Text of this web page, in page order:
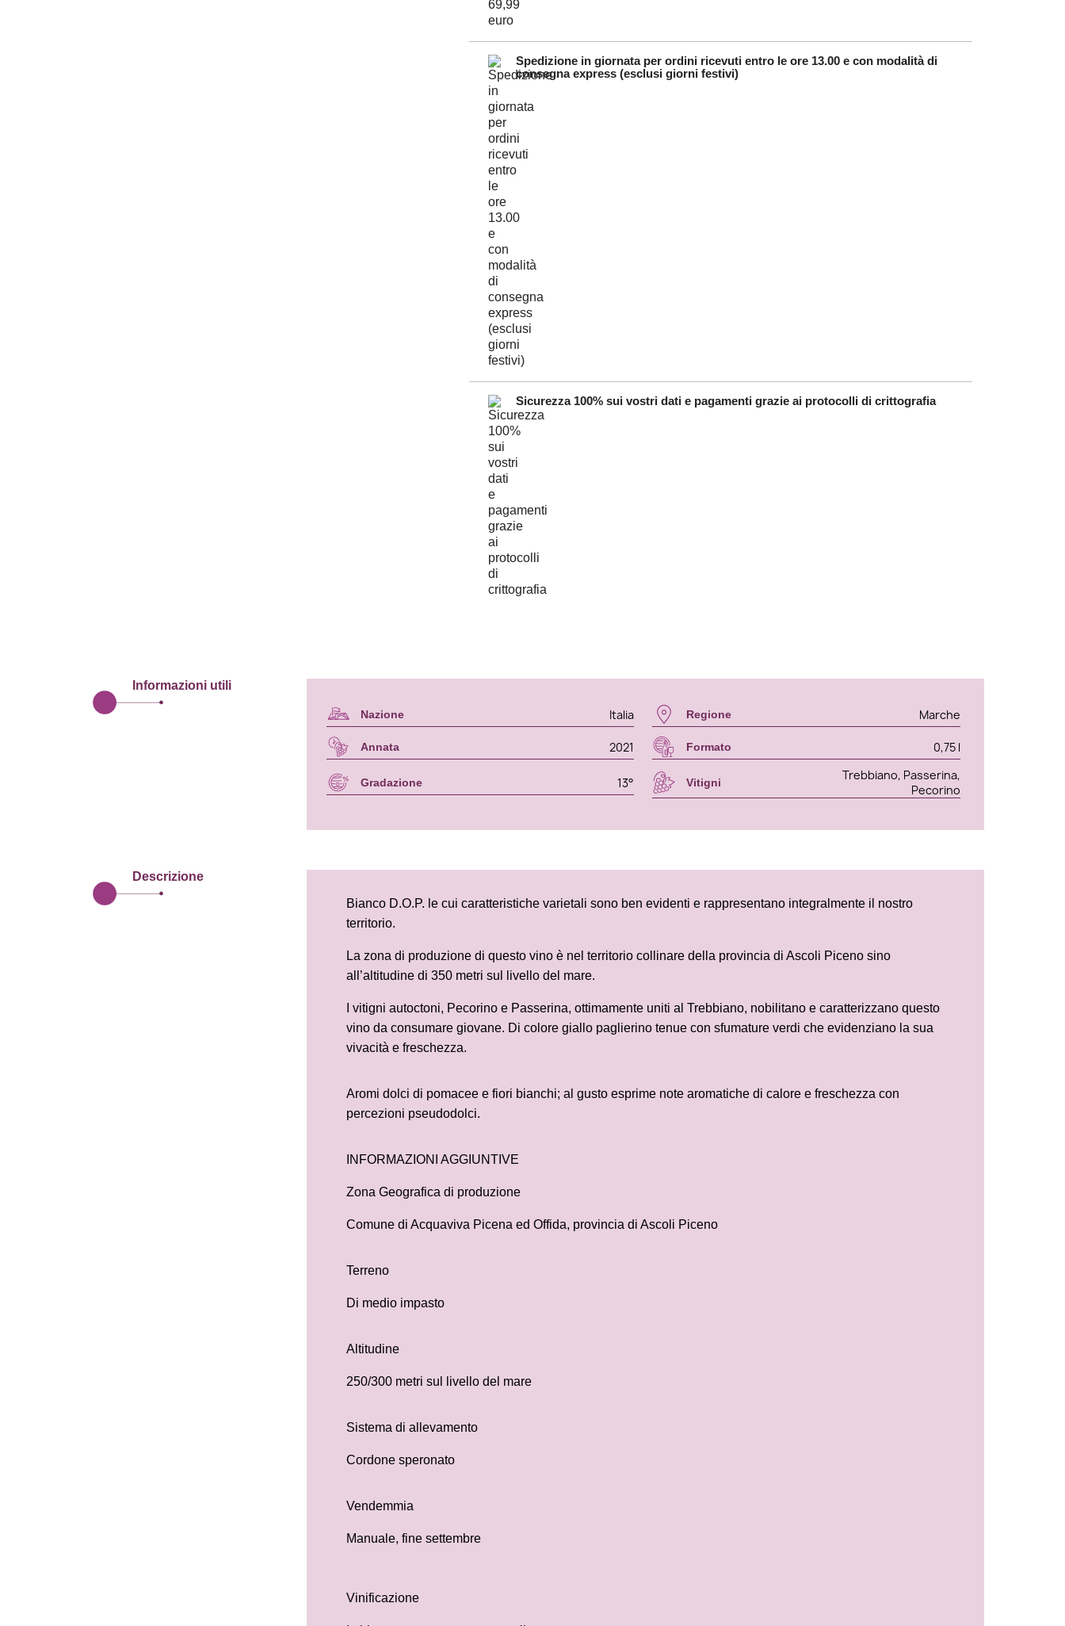
Spedizione in giornata per ordini ricevuti entro le ore 13.00 e con modalità di
consegna express (esclusi giorni festivi)
Sicurezza 100% sui vostri dati e pagamenti grazie ai protocolli di crittografia
Informazioni utili
Nazione Italia Regione Marche
Annata 2021 Formato 0,75 l
Gradazione 13° Vitigni
Trebbiano, Passerina,
Pecorino
Descrizione
Bianco D.O.P. le cui caratteristiche varietali sono ben evidenti e rappresentano integralmente il nostro
territorio.
La zona di produzione di questo vino è nel territorio collinare della provincia di Ascoli Piceno sino
all’altitudine di 350 metri sul livello del mare.
I vitigni autoctoni, Pecorino e Passerina, ottimamente uniti al Trebbiano, nobilitano e caratterizzano questo
vino da consumare giovane. Di colore giallo paglierino tenue con sfumature verdi che evidenziano la sua
vivacità e freschezza.
Aromi dolci di pomacee e fiori bianchi; al gusto esprime note aromatiche di calore e freschezza con
percezioni pseudodolci.
INFORMAZIONI AGGIUNTIVE
Zona Geografica di produzione
Comune di Acquaviva Picena ed Offida, provincia di Ascoli Piceno
Terreno
Di medio impasto
Altitudine
250/300 metri sul livello del mare
Sistema di allevamento
Cordone speronato
Vendemmia
Manuale, fine settembre
Vinificazione